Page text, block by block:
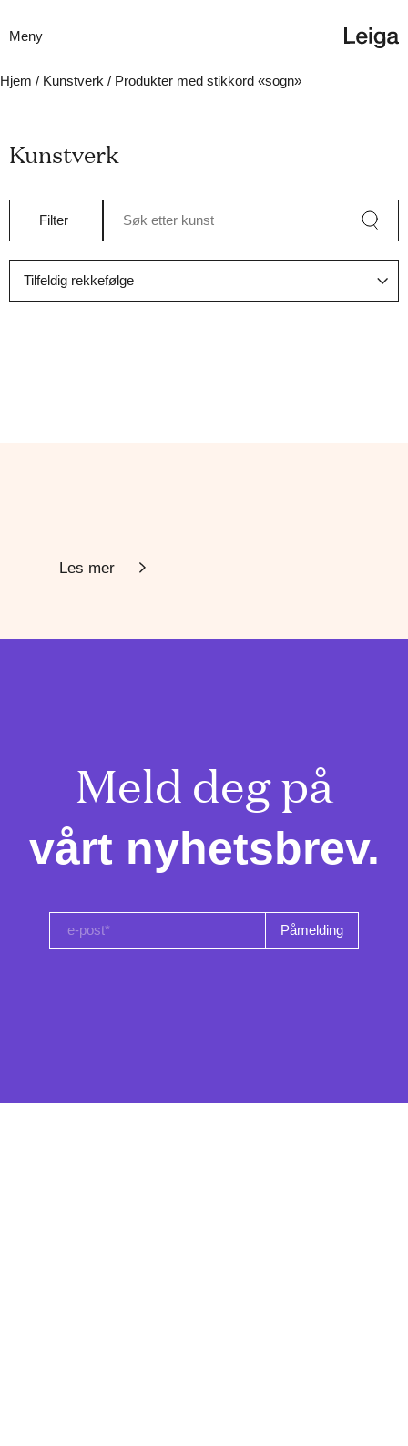
Meny
Hjem / Kunstverk / Produkter med stikkord «sogn»
Kunstverk
Filter Søk etter kunst
Les mer
Meld deg på
vårt nyhetsbrev.
e-post*